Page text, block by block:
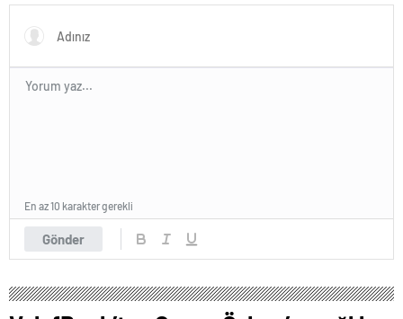
Haberleri
Gönder
En az 10 karakter gerekli